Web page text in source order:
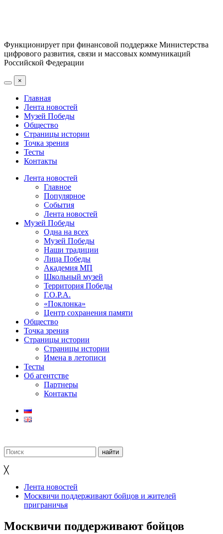
Функционирует при финансовой поддержке Министерства
цифрового развития, связи и массовых коммуникаций
Российской Федерации
×
Главная
Лента новостей
Музей Победы
Общество
Страницы истории
Точка зрения
Тесты
Контакты
Лента новостей
Главное
Популярное
События
Лента новостей
Музей Победы
Одна на всех
Музей Победы
Наши традиции
Лица Победы
Академия МП
Школьный музей
Территория Победы
Г.О.Р.А.
«Поклонка»
Центр сохранения памяти
Общество
Точка зрения
Страницы истории
Страницы истории
Имена в летописи
Тесты
Об агентстве
Партнеры
Контакты
╳
Лента новостей
Москвичи поддерживают бойцов и жителей
приграничья
Москвичи поддерживают бойцов